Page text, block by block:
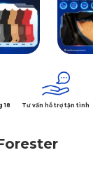
18
Tư vấn hỗ trợ tận tình